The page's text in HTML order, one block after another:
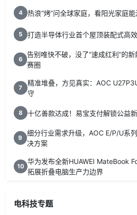
4 热浪“烤”问全球家庭，看阳光家庭
5 打造半导体行业首个屋顶装配式高
6
告别唯快不破，没了“速成红利”的
赛圈
7
精准堆叠，方见真实：AOC
守
8 十亿善款达成！易宝支付解锁公益
9
细分行业需求升级，AOC E/P/U系
决方案
10
华为发布全新HUAWEI MateBook
拓展折叠电脑生产力边界
电科技专题